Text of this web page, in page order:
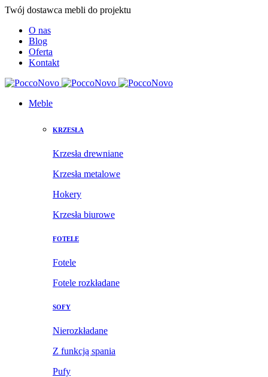
Twój dostawca mebli do projektu
O nas
Blog
Oferta
Kontakt
Meble
KRZESŁA
Krzesła drewniane
Krzesła metalowe
Hokery
Krzesła biurowe
FOTELE
Fotele
Fotele rozkładane
SOFY
Nierozkładane
Z funkcją spania
Pufy